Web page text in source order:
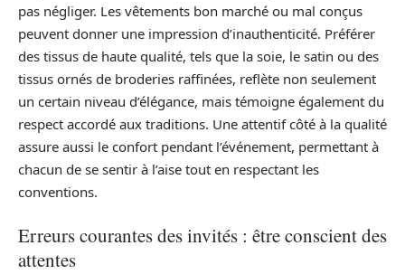
pas négliger. Les vêtements bon marché ou mal conçus
peuvent donner une impression d’inauthenticité. Préférer
des tissus de haute qualité, tels que la soie, le satin ou des
tissus ornés de broderies raffinées, reflète non seulement
un certain niveau d’élégance, mais témoigne également du
respect accordé aux traditions. Une attentif côté à la qualité
assure aussi le confort pendant l’événement, permettant à
chacun de se sentir à l’aise tout en respectant les
conventions.
Erreurs courantes des invités : être conscient des
attentes